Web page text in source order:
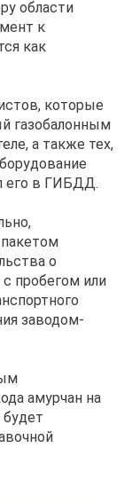
области
к
как
которые
газобалонным
а также тех,
его в ГИБДД.
о
пробегом или
заводом-
амурчан на